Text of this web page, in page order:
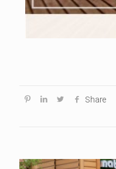
Share